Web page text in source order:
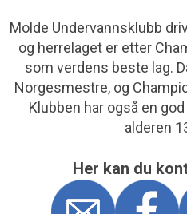
Molde Undervannsklubb
og herrelaget er etter
som verdens beste lag.
Norgesmestre, og
Klubben har også en
alderen
Her kan du